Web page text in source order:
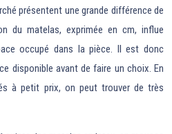
présentent une grande différence de
du matelas, exprimée en cm, influe
occupé dans la pièce. Il est donc
disponible avant de faire un choix. En
à petit prix, on peut trouver de très